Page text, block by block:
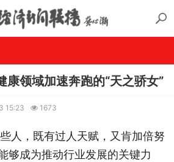
康领域加速奔跑的“天之骄女”
15:23 1673
人，既有过人天赋，又肯加倍努
够成为推动行业发展的关键力